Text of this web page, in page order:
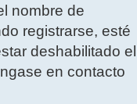
nombre de
registrarse, esté
deshabilitado el
en contacto